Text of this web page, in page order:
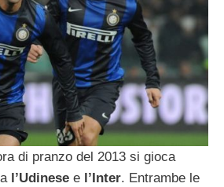
di pranzo del 2013 si gioca
l’Udinese e l’Inter. Entrambe le